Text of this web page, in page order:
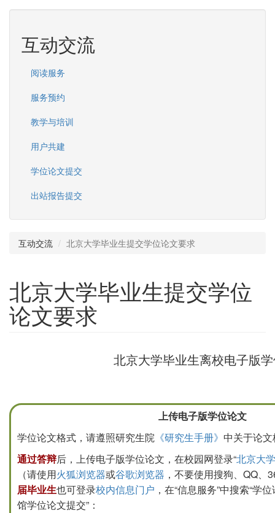
互动交流
阅读服务
服务预约
教学与培训
用户共建
学位论文提交
出站报告提交
互动交流 北京大学毕业生提交学位论文要求
北京大学毕业生提交学位
论文要求
北京大学毕业生离校电子版
上传电子版学位论文
学位论文格式，请遵照研究生院 《研究生手册》 中关于论
通过答辩后，上传电子版学位论文，在校园网登录“北京大
（请使用火狐浏览器或谷歌浏览器 ，不要使用搜狗、QQ、
届毕业生也可登录校内信息门户 ，在“信息服务”中搜索“学
馆学位论文提交”：